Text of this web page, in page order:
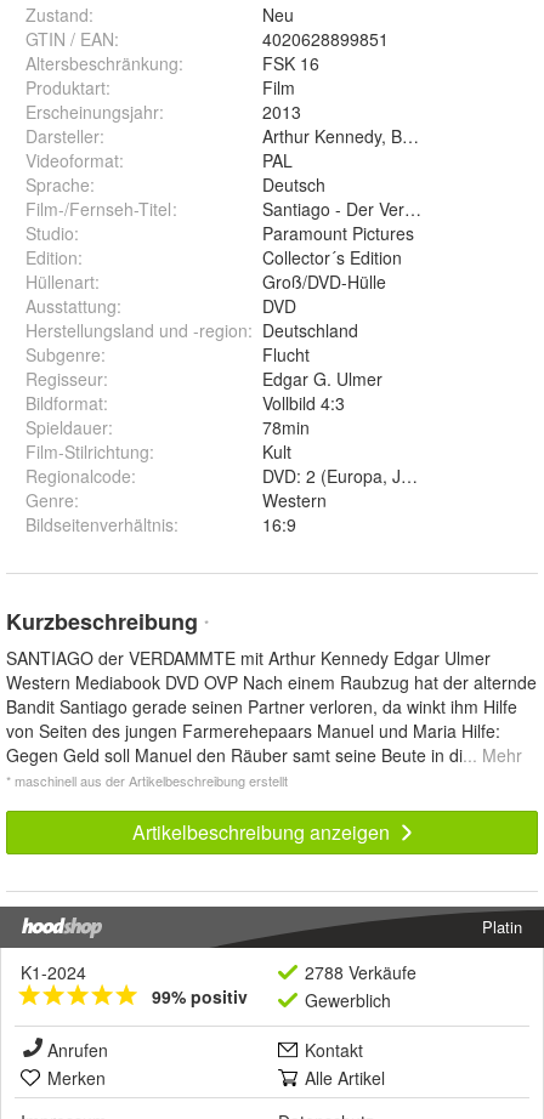
Zustand:
Neu
GTIN / EAN:
4020628899851
Altersbeschränkung:
FSK 16
Produktart:
Film
Erscheinungsjahr:
2013
Darsteller:
Arthur Kennedy, Betta St. John,
Videoformat:
PAL
Sprache:
Deutsch
Film-/Fernseh-Titel:
Santiago - Der Verdammte (1955)
Studio:
Paramount Pictures
Edition:
Collector´s Edition
Hüllenart:
Groß/DVD-Hülle
Ausstattung:
DVD
Herstellungsland und -region: Deutschland
Subgenre:
Flucht
Regisseur:
Edgar G. Ulmer
Bildformat:
Vollbild 4:3
Spieldauer:
78min
Film-Stilrichtung:
Kult
Regionalcode:
DVD: 2 (Europa, Japan, Naher
Genre:
Western
Bildseitenverhältnis: 16:9
Kurzbeschreibung *
SANTIAGO der VERDAMMTE mit Arthur Kennedy Edgar Ulmer
Western Mediabook DVD OVP Nach einem Raubzug hat der alternde
Bandit Santiago gerade seinen Partner verloren, da winkt ihm Hilfe
von Seiten des jungen Farmerehepaars Manuel und Maria Hilfe:
Gegen Geld soll Manuel den Räuber samt seine Beute in di... Mehr
* maschinell aus der Artikelbeschreibung erstellt
Artikelbeschreibung anzeigen
Platin
K1-2024
99% positiv
2788 Verkäufe
Gewerblich
Anrufen
Kontakt
Merken
Alle Artikel